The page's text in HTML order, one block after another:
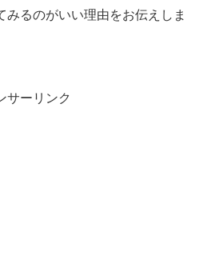
みるのがいい理由をお伝えしま
サーリンク